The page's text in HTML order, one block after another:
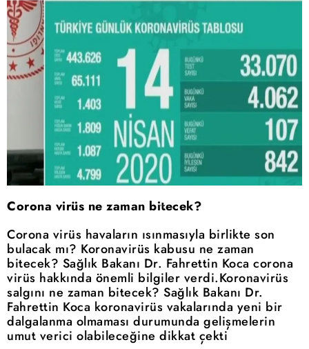
Corona virüs ne zaman bitecek?
Corona virüs havaların ısınmasıyla birlikte son
bulacak mı? Koronavirüs kabusu ne zaman
bitecek? Sağlık Bakanı Dr. Fahrettin Koca corona
virüs hakkında önemli bilgiler verdi.Koronavirüs
salgını ne zaman bitecek? Sağlık Bakanı Dr.
Fahrettin Koca koronavirüs vakalarında yeni bir
dalgalanma olmaması durumunda gelişmelerin
umut verici olabileceğine dikkat çekti